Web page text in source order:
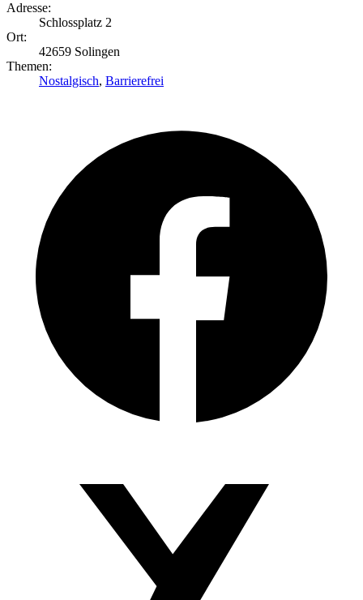
Adresse:
Schlossplatz 2
Ort:
42659 Solingen
Themen:
Nostalgisch, Barrierefrei